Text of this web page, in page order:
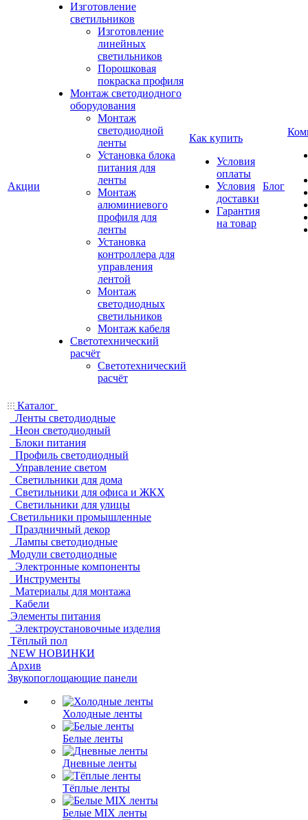
Акции
Изготовление
светильников
Изготовление
линейных
светильников
Порошковая
покраска профиля
Монтаж светодиодного
оборудования
Монтаж
светодиодной
ленты
Установка блока
питания для
ленты
Монтаж
алюминиевого
профиля для
ленты
Установка
контроллера для
управления
лентой
Монтаж
светодиодных
светильников
Монтаж кабеля
Светотехнический
расчёт
Светотехнический
расчёт
Как купить
Условия
оплаты
Условия
доставки
Гарантия
на товар
Блог
Каталог
Ленты светодиодные
Неон светодиодный
Блоки питания
Профиль светодиодный
Управление светом
Светильники для дома
Светильники для офиса и ЖКХ
Светильники для улицы
Светильники промышленные
Праздничный декор
Лампы светодиодные
Модули светодиодные
Электронные компоненты
Инструменты
Материалы для монтажа
Кабели
Элементы питания
Электроустановочные изделия
Тёплый пол
NEW НОВИНКИ
Архив
Звукопоглощающие панели
Холодные ленты
Белые ленты
Дневные ленты
Тёплые ленты
Белые MIX ленты